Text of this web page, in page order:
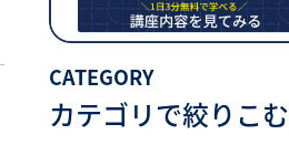
CATEGORY
カテゴリで絞りこむ